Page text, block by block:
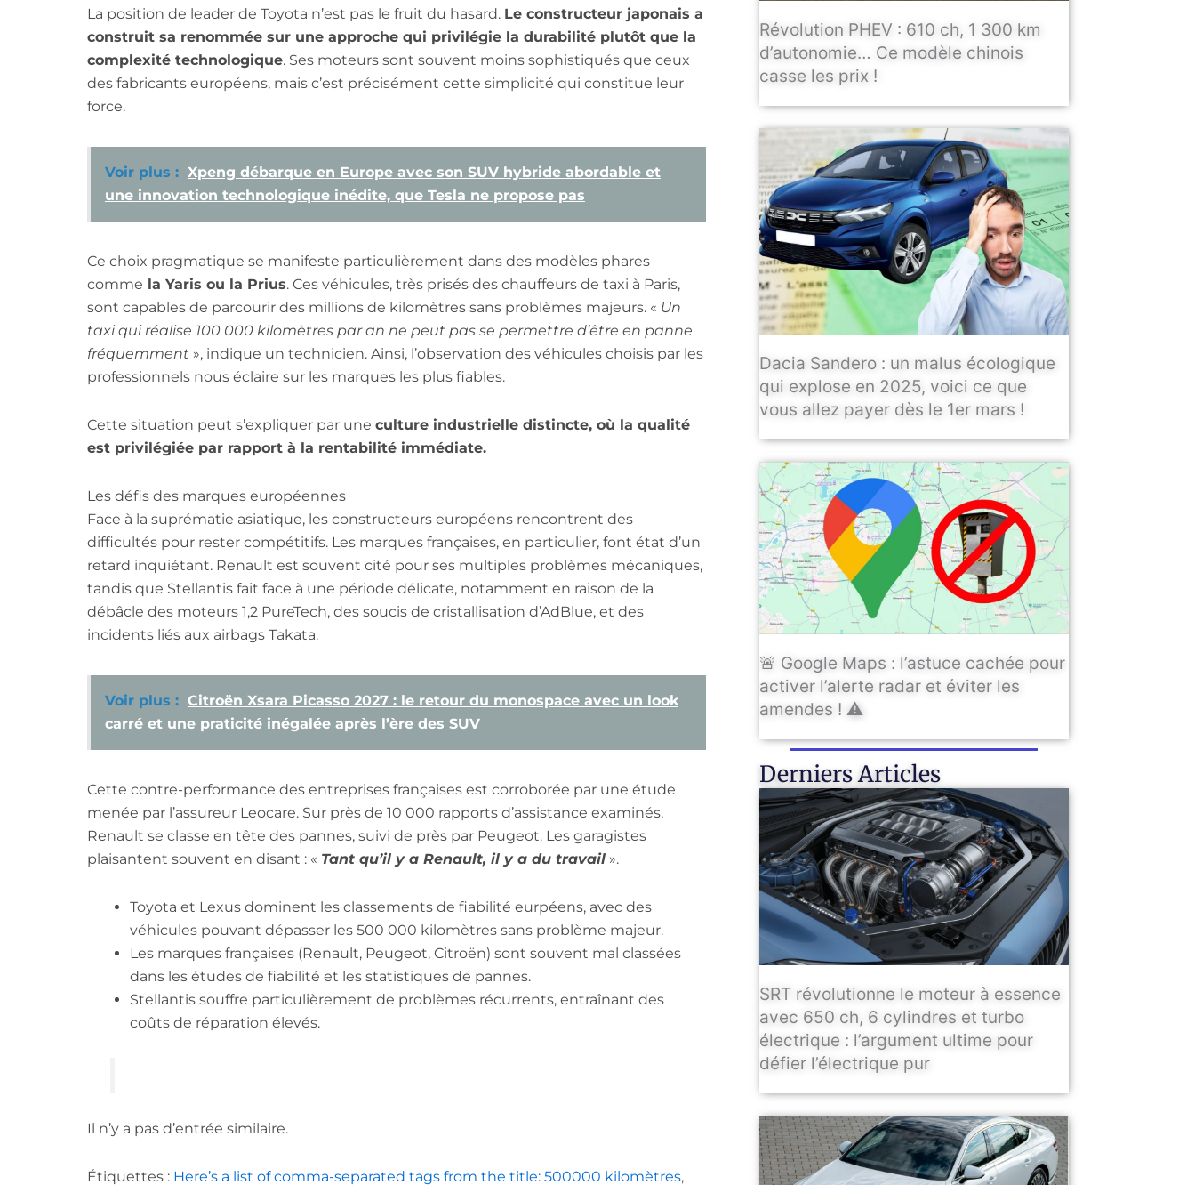
La position de leader de Toyota n’est pas le fruit du hasard. Le constructeur japonais a
construit sa renommée sur une approche qui privilégie la durabilité plutôt que la
complexité technologique. Ses moteurs sont souvent moins sophistiqués que ceux
des fabricants européens, mais c’est précisément cette simplicité qui constitue leur
force.
Voir plus : Xpeng débarque en Europe avec son SUV hybride abordable et
une innovation technologique inédite, que Tesla ne propose pas
Ce choix pragmatique se manifeste particulièrement dans des modèles phares
comme la Yaris ou la Prius. Ces véhicules, très prisés des chauffeurs de taxi à Paris,
sont capables de parcourir des millions de kilomètres sans problèmes majeurs. « Un
taxi qui réalise 100 000 kilomètres par an ne peut pas se permettre d’être en panne
fréquemment », indique un technicien. Ainsi, l’observation des véhicules choisis par les
professionnels nous éclaire sur les marques les plus fiables.
Cette situation peut s’expliquer par une culture industrielle distincte, où la qualité
est privilégiée par rapport à la rentabilité immédiate.
Les défis des marques européennes
Face à la suprématie asiatique, les constructeurs européens rencontrent des
difficultés pour rester compétitifs. Les marques françaises, en particulier, font état d’un
retard inquiétant. Renault est souvent cité pour ses multiples problèmes mécaniques,
tandis que Stellantis fait face à une période délicate, notamment en raison de la
débâcle des moteurs 1,2 PureTech, des soucis de cristallisation d’AdBlue, et des
incidents liés aux airbags Takata.
Voir plus : Citroën Xsara Picasso 2027 : le retour du monospace avec un look
carré et une praticité inégalée après l’ère des SUV
Cette contre-performance des entreprises françaises est corroborée par une étude
menée par l’assureur Leocare. Sur près de 10 000 rapports d’assistance examinés,
Renault se classe en tête des pannes, suivi de près par Peugeot. Les garagistes
plaisantent souvent en disant : « Tant qu’il y a Renault, il y a du travail».
Toyota et Lexus dominent les classements de fiabilité eurpéens, avec des
véhicules pouvant dépasser les 500 000 kilomètres sans problème majeur.
Les marques françaises (Renault, Peugeot, Citroën) sont souvent mal classées
dans les études de fiabilité et les statistiques de pannes.
Stellantis souffre particulièrement de problèmes récurrents, entraînant des
coûts de réparation élevés.
Il n’y a pas d’entrée similaire.
Étiquettes : Here’s a list of comma-separated tags from the title: 500000 kilomètres,
Révolution PHEV : 610 ch, 1 300 km
d’autonomie… Ce modèle chinois
casse les prix !
Dacia Sandero : un malus écologique
qui explose en 2025, voici ce que
vous allez payer dès le 1er mars !
🚨 Google Maps : l’astuce cachée pour
activer l’alerte radar et éviter les
amendes ! ⚠️
Derniers Articles
SRT révolutionne le moteur à essence
avec 650 ch, 6 cylindres et turbo
électrique : l’argument ultime pour
défier l’électrique pur